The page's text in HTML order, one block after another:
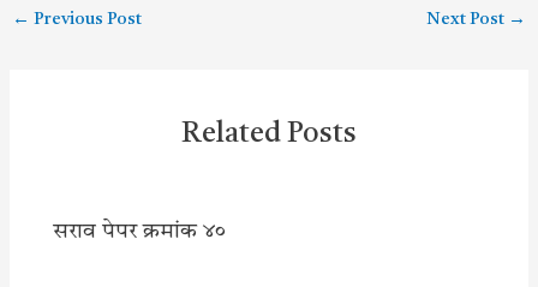
← Previous Post Next Post →
Related Posts
सराव पेपर क्रमांक ४०